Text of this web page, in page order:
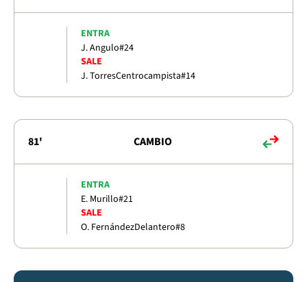
ENTRA
J. Angulo#24
SALE
J. TorresCentrocampista#14
81' CAMBIO
ENTRA
E. Murillo#21
SALE
O. FernándezDelantero#8